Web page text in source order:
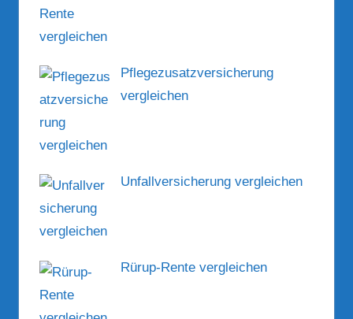
Pflegezusatzversicherung
vergleichen
Unfallversicherung vergleichen
Rürup-Rente vergleichen